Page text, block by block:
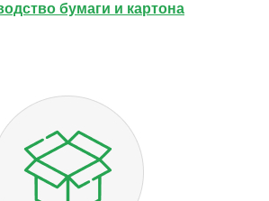
бумаги и картона